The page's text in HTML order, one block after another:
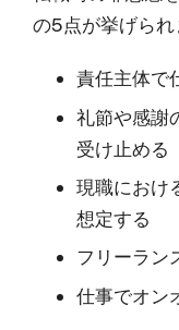
の5点が挙げられ
責任主体で
礼節や感謝
受け止める
現職におけ
想定する
フリーラン
仕事でオン